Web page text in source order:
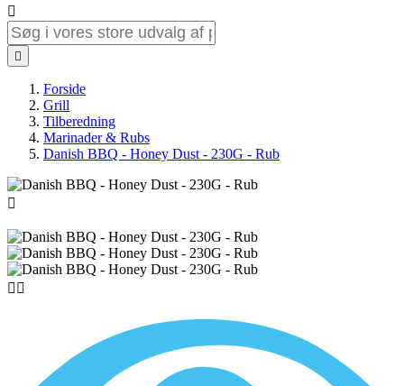


Forside
Grill
Tilberedning
Marinader & Rubs
Danish BBQ - Honey Dust - 230G - Rub

 